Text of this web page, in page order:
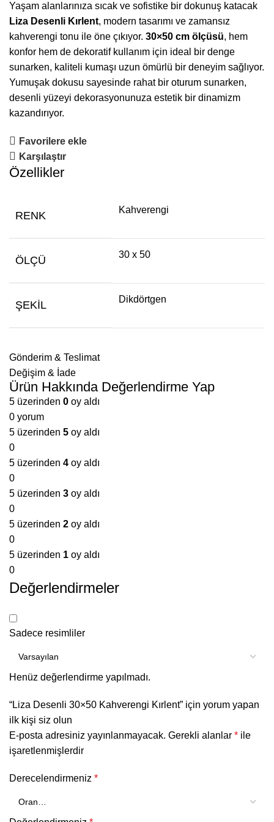
Yaşam alanlarınıza sıcak ve sofistike bir dokunuş katacak
Liza Desenli Kırlent, modern tasarımı ve zamansız
kahverengi tonu ile öne çıkıyor. 30×50 cm ölçüsü, hem
konfor hem de dekoratif kullanım için ideal bir denge
sunarken, kaliteli kumaşı uzun ömürlü bir deneyim sağlıyor.
Yumuşak dokusu sayesinde rahat bir oturum sunarken,
desenli yüzeyi dekorasyonunuza estetik bir dinamizm
kazandırıyor.
Favorilere ekle
Karşılaştır
Özellikler
RENK Kahverengi
ÖLÇÜ 30 x 50
ŞEKIL Dikdörtgen
Gönderim & Teslimat
Değişim & İade
Ürün Hakkında Değerlendirme Yap
5 üzerinden 0 oy aldı
0 yorum
5 üzerinden 5 oy aldı
0
5 üzerinden 4 oy aldı
0
5 üzerinden 3 oy aldı
0
5 üzerinden 2 oy aldı
0
5 üzerinden 1 oy aldı
0
Değerlendirmeler
Sadece resimliler
Henüz değerlendirme yapılmadı.
“Liza Desenli 30×50 Kahverengi Kırlent” için yorum yapan
ilk kişi siz olun
E-posta adresiniz yayınlanmayacak. Gerekli alanlar * ile
işaretlenmişlerdir
Derecelendirmeniz *